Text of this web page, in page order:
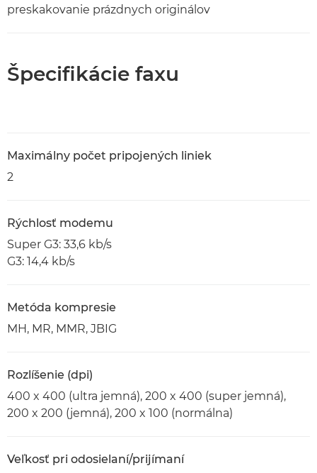
preskakovanie prázdnych originálov
Špecifikácie faxu
Maximálny počet pripojených liniek
2
Rýchlosť modemu
Super G3: 33,6 kb/s
G3: 14,4 kb/s
Metóda kompresie
MH, MR, MMR, JBIG
Rozlíšenie (dpi)
400 x 400 (ultra jemná), 200 x 400 (super jemná),
200 x 200 (jemná), 200 x 100 (normálna)
Veľkosť pri odosielaní/prijímaní